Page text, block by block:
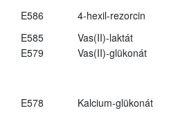
E586
4-hexil-rezorcin
E585
Vas(II)-laktát
E579
Vas(II)-glükonát
E578 Kalcium-glükonát